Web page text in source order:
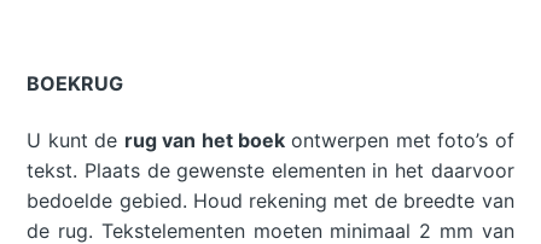
BOEKRUG
U kunt de rug van het boekontwerpen met foto’s of
tekst. Plaats de gewenste elementen in het daarvoor
bedoelde gebied. Houd rekening met de breedte van
de rug. Tekstelementen moeten minimaal 2 mm van